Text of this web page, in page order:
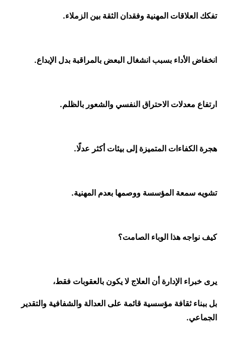
تفكك العلاقات المهنية وفقدان الثقة بين الزملاء.
انخفاض الأداء بسبب انشغال البعض بالمراقبة بدل الإبداع.
ارتفاع معدلات الاحتراق النفسي والشعور بالظلم.
هجرة الكفاءات المتميزة إلى بيئات أكثر عدلًا.
تشويه سمعة المؤسسة ووصمها بعدم المهنية.
كيف نواجه هذا الوباء الصامت؟
يرى خبراء الإدارة أن العلاج لا يكون بالعقوبات فقط،
بل ببناء ثقافة مؤسسية قائمة على العدالة والشفافية والتقدير
الجماعي.